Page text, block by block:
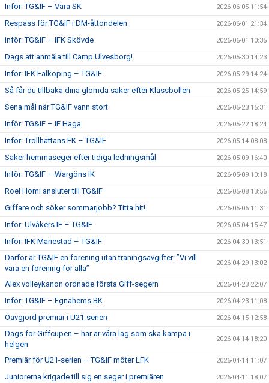
Inför: TG&IF – Vara SK 2026-06-05 11:54
Respass för TG&IF i DM-åttondelen 2026-06-01 21:34
Inför: TG&IF – IFK Skövde 2026-06-01 10:35
Dags att anmäla till Camp Ulvesborg! 2026-05-30 14:23
Inför: IFK Falköping – TG&IF 2026-05-29 14:24
Så får du tillbaka dina glömda saker efter Klassbollen 2026-05-25 14:59
Sena mål när TG&IF vann stort 2026-05-23 15:31
Inför: TG&IF – IF Haga 2026-05-22 18:24
Inför: Trollhättans FK – TG&IF 2026-05-14 08:08
Säker hemmaseger efter tidiga ledningsmål 2026-05-09 16:40
Inför: TG&IF – Wargöns IK 2026-05-09 10:18
Roel Homi ansluter till TG&IF 2026-05-08 13:56
Giffare och söker sommarjobb? Titta hit! 2026-05-06 11:31
Inför: Ulvåkers IF – TG&IF 2026-05-04 15:47
Inför: IFK Mariestad – TG&IF 2026-04-30 13:51
Därför är TG&IF en förening utan träningsavgifter: ”Vi vill
vara en förening för alla”
2026-04-29 13:02
Alex volleykanon ordnade första Giff-segern 2026-04-23 22:07
Inför: TG&IF – Egnahems BK 2026-04-23 11:08
Oavgjord premiär i U21-serien 2026-04-15 12:58
Dags för Giffcupen – här är våra lag som ska kämpa i
helgen
2026-04-14 18:20
Premiär för U21-serien – TG&IF möter LFK 2026-04-14 11:07
Juniorerna krigade till sig en seger i premiären 2026-04-11 18:07